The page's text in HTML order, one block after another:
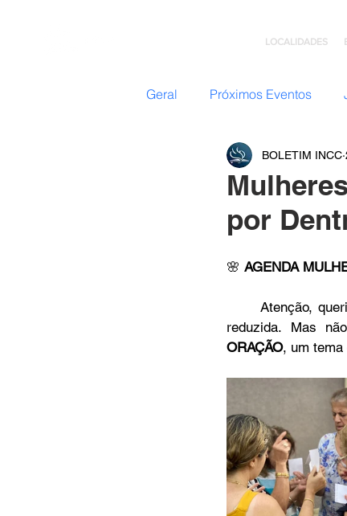
LOCALIDADES
Geral Próximos Eventos
Nazateen (Adolescentes)
GC: Grupo de
Retiro com Deus Teatro
MC Nazarenos
por
BOLETIM INCC
🌸 AGENDA
	Atenção, queridas irmãs! Julho chegou e, por ser um mês de férias, nossa agenda estará
ORAÇÃO, um